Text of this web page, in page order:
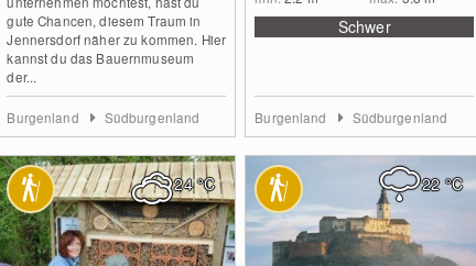
gute Chancen, diesem Traum in
Jennersdorf näher zu kommen. Hier
kannst du das Bauernmuseum
der...
Burgenland Südburgenland
Schwer
Burgenland Südburgenland
24°C 22°C